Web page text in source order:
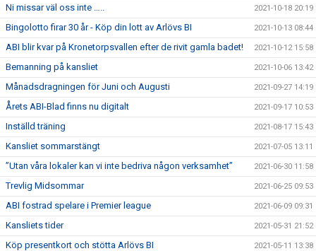
Ni missar väl oss inte ….. 2021-10-18 20:19
Bingolotto firar 30 år - Köp din lott av Arlövs BI 2021-10-13 08:44
ABI blir kvar på Kronetorpsvallen efter de rivit gamla badet! 2021-10-12 15:58
Bemanning på kansliet 2021-10-06 13:42
Månadsdragningen för Juni och Augusti 2021-09-27 14:19
Årets ABI-Blad finns nu digitalt 2021-09-17 10:53
Inställd träning 2021-08-17 15:43
Kansliet sommarstängt 2021-07-05 13:11
”Utan våra lokaler kan vi inte bedriva någon verksamhet” 2021-06-30 11:58
Trevlig Midsommar 2021-06-25 09:53
ABI fostrad spelare i Premier league 2021-06-09 09:31
Kansliets tider 2021-05-31 21:52
Köp presentkort och stötta Arlövs BI 2021-05-11 13:38